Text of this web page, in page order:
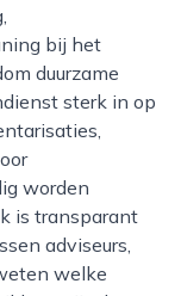
bij het
duurzame
sterk in op
worden
is transparant
adviseurs,
welke